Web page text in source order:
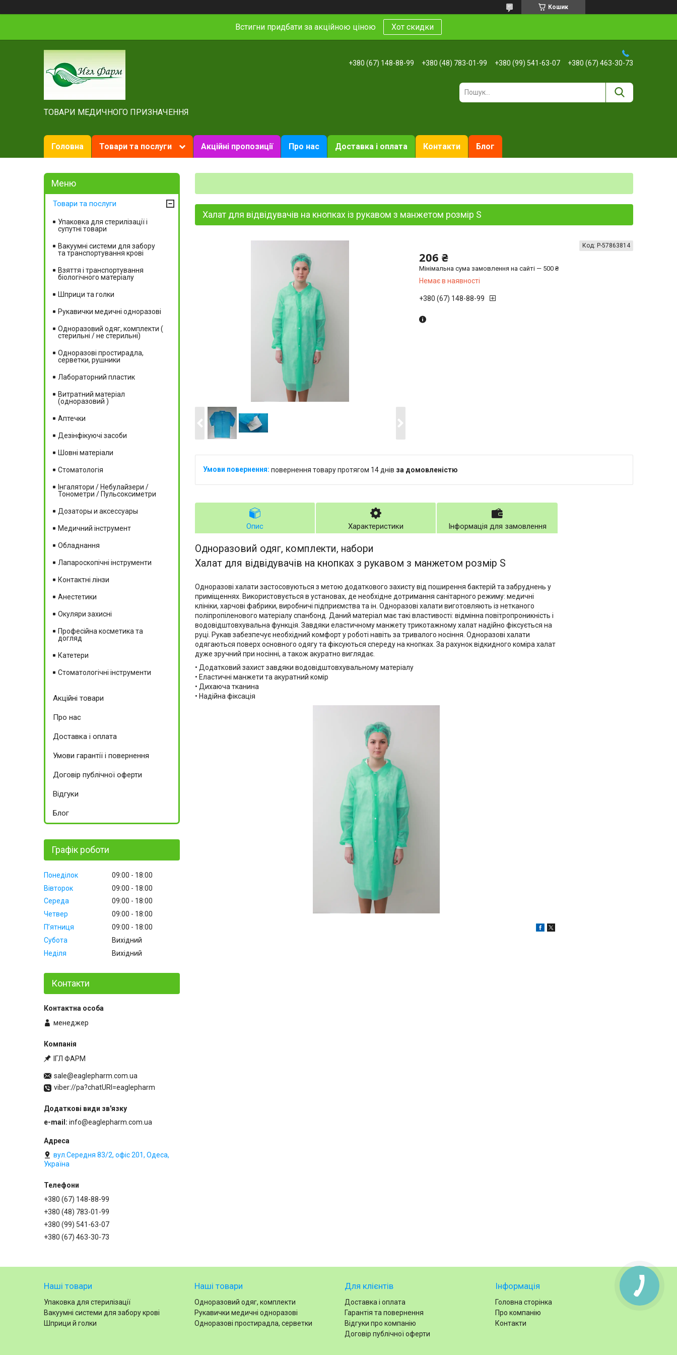
Кошик
Встигни придбати за акційною ціною Хот скидки
ТОВАРИ МЕДИЧНОГО ПРИЗНАЧЕННЯ
+380 (67) 148-88-99 +380 (48) 783-01-99 +380 (99) 541-63-07 +380 (67) 463-30-73
Головна Товари та послуги Акційні пропозиції Про нас Доставка і оплата Контакти Блог
Халат для відвідувачів на кнопках із рукавом з манжетом розмір S
206 ₴
Мінімальна сума замовлення на сайті — 500 ₴
Немає в наявності
Код: P-57863814
+380 (67) 148-88-99
повернення товару протягом 14 днів за домовленістю
Опис Характеристики Інформація для замовлення
Одноразовий одяг, комплекти, набори
Халат для відвідувачів на кнопках з рукавом з манжетом розмір S
Одноразові халати застосовуються з метою додаткового захисту від поширення бактерій та забруднень у
приміщеннях. Використовується в установах, де необхідне дотримання санітарного режиму: медичні
клініки, харчові фабрики, виробничі підприємства та ін. Одноразові халати виготовляють із нетканого
поліпропіленового матеріалу спанбонд. Даний матеріал має такі властивості: відмінна повітропроникність і
водовідштовхувальна функція. Завдяки еластичному манжету трикотажному халат надійно фіксується на
руці. Рукав забезпечує необхідний комфорт у роботі навіть за тривалого носіння. Одноразові халати
одягаються поверх основного одягу та фіксуються спереду на кнопках. За рахунок відкидного коміра халат
дуже зручний при носінні, а також акуратно виглядає.
• Додатковий захист завдяки водовідштовхувальному матеріалу
• Еластичні манжети та акуратний комір
• Дихаюча тканина
• Надійна фіксація
Товари та послуги
Упаковка для стерилізації і
супутні товари
Вакуумні системи для забору
та транспортування крові
Взяття і транспортування
біологічного матеріалу
Шприци та голки
Рукавички медичні одноразові
Одноразовий одяг, комплекти (
стерильні / не стерильні)
Одноразові простирадла,
серветки, рушники
Лабораторний пластик
Витратний матеріал
(одноразовий )
Аптечки
Дезінфікуючі засоби
Шовні матеріали
Стоматологія
Інгалятори / Небулайзери /
Тонометри / Пульсоксиметри
Дозаторы и аксессуары
Медичний інструмент
Обладнання
Лапароскопічні інструменти
Контактні лінзи
Анестетики
Окуляри захисні
Професійна косметика та
догляд
Катетери
Стоматологічні інструменти
Акційні товари
Про нас
Доставка і оплата
Умови гарантії і повернення
Договір публічної оферти
Відгуки
Блог
Графік роботи
Понеділок 09:00
18:00
Вівторок
09:00
18:00
Середа
09:00
18:00
Четвер
09:00
18:00
Пʼятниця
09:00
18:00
Субота
Вихідний
Неділя
Вихідний
Контакти
менеджер
ІГЛ ФАРМ
sale@eaglepharm.com.ua
viber://pa?chatURI=eaglepharm
e-mail info@eaglepharm.com.ua
вул.Середня 83/2, офіс 201, Одеса,
Україна
+380 (67) 148-88-99
+380 (48) 783-01-99
+380 (99) 541-63-07
+380 (67) 463-30-73
Наші товари
Упаковка для стерилізації
Вакуумні системи для забору крові
Шприци й голки
Наші товари
Одноразовий одяг, комплекти
Рукавички медичні одноразові
Одноразові простирадла, серветки
Для клієнтів
Доставка і оплата
Гарантія та повернення
Відгуки про компанію
Договір публічної оферти
Інформація
Головна сторінка
Про компанію
Контакти